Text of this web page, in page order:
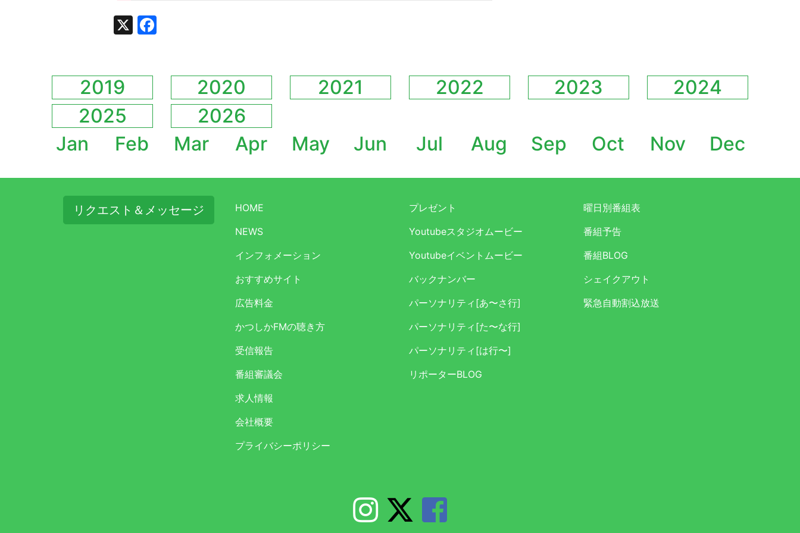
X Facebook
2019 2020 2021 2022 2023
2024
2025
2026
Jan
Feb Mar Apr May Jun Jul Aug Sep Oct Nov Dec
リクエスト＆メッセージ
HOME
NEWS
インフォメーション
おすすめサイト
広告料金
かつしかFMの聴き方
受信報告
番組審議会
求人情報
会社概要
プライバシーポリシー
プレゼント
Youtubeスタジオムービー
Youtubeイベントムービー
バックナンバー
パーソナリティ[あ〜さ行]
パーソナリティ[た〜な行]
パーソナリティ[は行〜]
リポーターBLOG
曜日別番組表
番組予告
番組BLOG
シェイクアウト
緊急自動割込放送